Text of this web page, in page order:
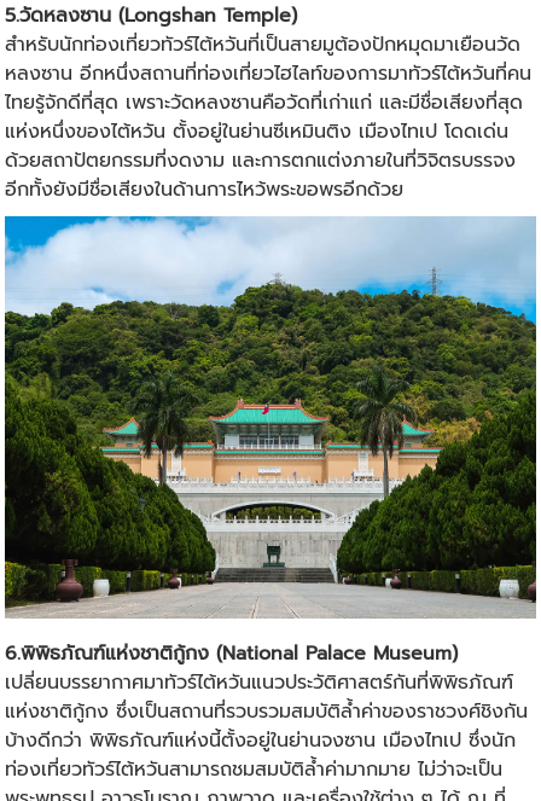
5.วัดหลงซาน (Longshan Temple)
สำหรับนักท่องเที่ยวทัวร์ไต้หวันที่เป็นสายมูต้องปักหมุดมาเยือนวัด
หลงซาน อีกหนึ่งสถานที่ท่องเที่ยวไฮไลท์ของการมาทัวร์ไต้หวันที่คน
ไทยรู้จักดีที่สุด เพราะวัดหลงซานคือวัดที่เก่าแก่ และมีชื่อเสียงที่สุด
แห่งหนึ่งของไต้หวัน ตั้งอยู่ในย่านซีเหมินติง เมืองไทเป โดดเด่น
ด้วยสถาปัตยกรรมที่งดงาม และการตกแต่งภายในที่วิจิตรบรรจง
อีกทั้งยังมีชื่อเสียงในด้านการไหว้พระขอพรอีกด้วย
6.พิพิธภัณฑ์แห่งชาติกู้กง (National Palace Museum)
เปลี่ยนบรรยากาศมาทัวร์ไต้หวันแนวประวัติศาสตร์กันที่พิพิธภัณฑ์
แห่งชาติกู้กง ซึ่งเป็นสถานที่รวบรวมสมบัติล้ำค่าของราชวงศ์ชิงกัน
บ้างดีกว่า พิพิธภัณฑ์แห่งนี้ตั้งอยู่ในย่านจงซาน เมืองไทเป ซึ่งนัก
ท่องเที่ยวทัวร์ไต้หวันสามารถชมสมบัติล้ำค่ามากมาย ไม่ว่าจะเป็น